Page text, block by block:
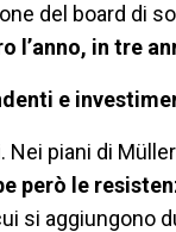
del board di
l’anno, in tre
e
piani di
però le
si aggiungono